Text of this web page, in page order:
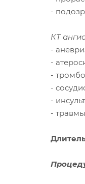
-
КТ
-
-
-
-
- инсульт
-